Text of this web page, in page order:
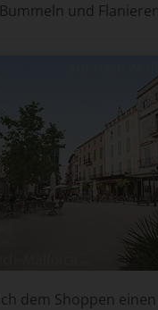
und
dem Shoppen